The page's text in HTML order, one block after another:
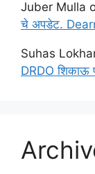
Juber Mulla
चे अपडेट.
Suhas
DRDO शिकाऊ